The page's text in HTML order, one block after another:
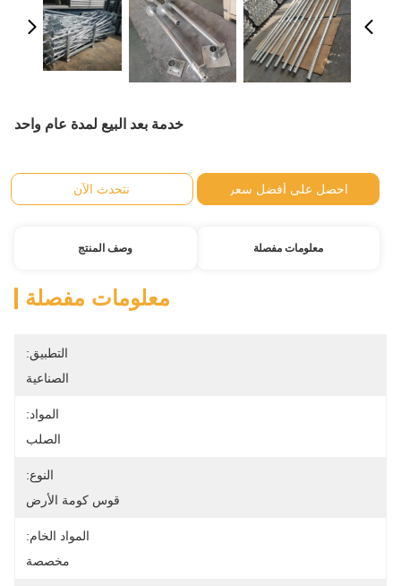
خدمة بعد البيع لمدة عام واحد
احصل على أفضل سعر نتحدث الآن
معلومات مفصلة وصف المنتج
معلومات مفصلة
التطبيق:
الصناعية
المواد:
الصلب
النوع:
قوس كومة الأرض
المواد الخام:
مخصصة